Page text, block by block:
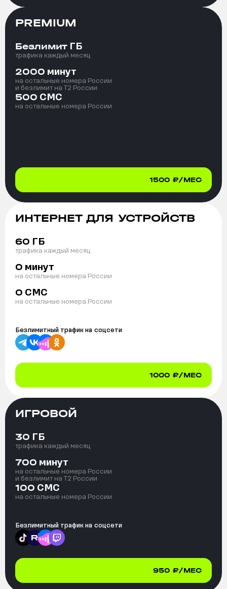
PREMIUM
Безлимит ГБ
трафика каждый месяц
2000 минут
на остальные номера России
и безлимит на T2 России
500 СМС
на остальные номера России
1500 ₽/МЕС
ИНТЕРНЕТ ДЛЯ УСТРОЙСТВ
60 ГБ
трафика каждый месяц
0 минут
на остальные номера России
0 СМС
на остальные номера России
Безлимитный трафик на соцсети
1000 ₽/МЕС
ИГРОВОЙ
30 ГБ
трафика каждый месяц
700 минут
на остальные номера России
и безлимит на T2 России
100 СМС
на остальные номера России
Безлимитный трафик на соцсети
950 ₽/МЕС